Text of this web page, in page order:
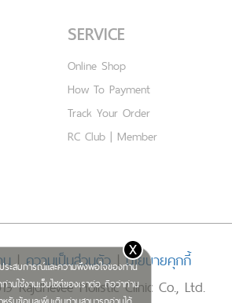
ระสบการณ์และความพึงพอใจของท่าน
านใช้งานเว็บไซต์ของเราต่อ ถือว่าท่าน
x
SERVICE
Online Shop
How To Payment
Track Your Order
RC Club | Member
|ความเป็นส่วนตัว|นโยบายคุกกี้
Rajdhevee Holistic Clinic Co., Ltd.